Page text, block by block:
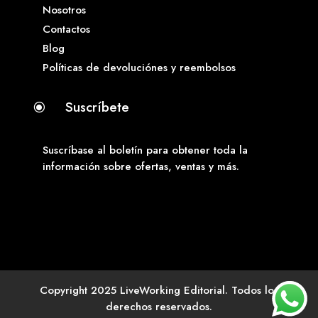
Nosotros
Contactos
Blog
Políticas de devoluciónes y reembolsos
\ Suscríbete
Suscríbase al boletín para obtener toda la
información sobre ofertas, ventas y más.
Copyright 2025 LiveWorking Editorial. Todos los
derechos reservados.